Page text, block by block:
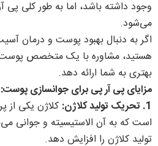
وجود داشته باشد، اما به طور کلی پی
می‌شود.
اگر به دنبال بهبود پوست و درمان
هستید، مشاوره با یک متخصص پوست
بهتری به شما ارائه دهد.
مزایای پی آر پی برای جوانسازی پوست:
1. تحریک تولید کلاژن:
کلاژن یکی از
است که به آن الاستیسیته و جوانی
تولید کلاژن را افزایش دهد.